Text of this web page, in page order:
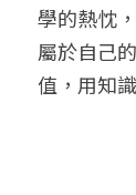
學的熱忱
屬於自己
值，用知